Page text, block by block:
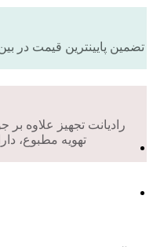
تضمین پایینترین قیمت در
رادیانت تجهیز علاوه
تهویه مطبوع،